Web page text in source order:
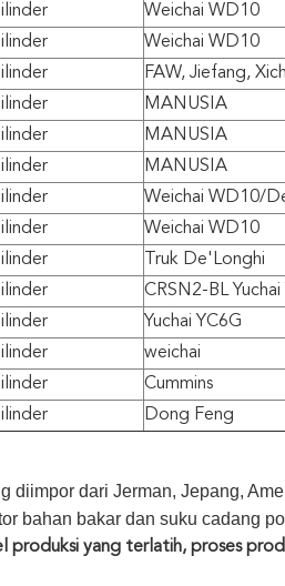
Weichai WD10
Weichai WD10
FAW, Jiefang,
MANUSIA
MANUSIA
MANUSIA
Weichai WD10/
Weichai WD10
Truk De'Longhi
CRSN2-BL Yuchai
Yuchai YC6G
weichai
Cummins
Dong Feng
diimpor dari Jerman, Jepang,
bahan bakar dan suku cadang
produksi yang terlatih, proses